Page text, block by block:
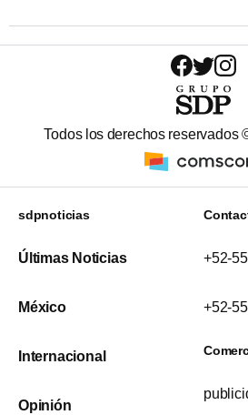
Todos los derechos reservados
sdpnoticias
Últimas Noticias
México
Internacional
Opinión
+52-
+52-